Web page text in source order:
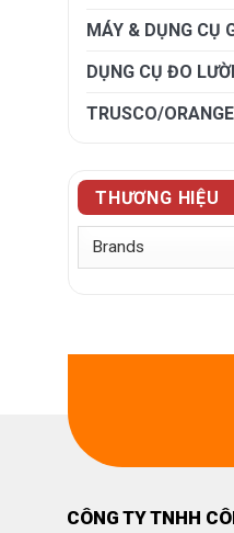
MÁY & DỤNG CỤ
DỤNG CỤ ĐO
TRUSCO/
THƯƠNG HIỆU
CÔNG TY TNHH